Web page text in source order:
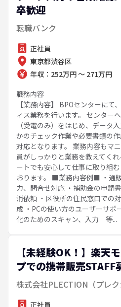
卒歓迎
転職バンク
正社員
東京都渋谷区
年収：252万円 ～ 271万円
職務内容
【業務内容】 BPOセンターにて
ィス業務を行います。 センター
（受電のみ）をはじめ、データ
かのチェック作業や必要書類の
対応となります。 業務内容もマ
員がしっかりと業務を教えてく
ートでも安心して仕事に取り組
おります。 ■業務内容例■ ・通
力、問合せ対応 ・補助金の申請
消依頼 ・区役所の住民窓口での
成 ・PCの使い方のユーザーサポ
化のためのスキャン、入力 等...
【未経験OK！】楽天
プでの携帯販売STAFF
株式会社PLECTION（プレク
正社員